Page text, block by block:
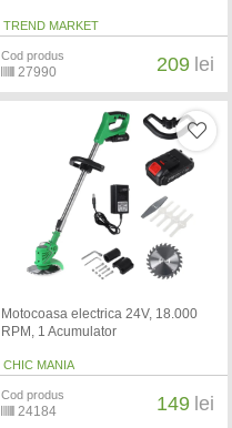
TREND MARKET
Cod produs
27990 209 lei
Motocoasa electrica 24V, 18.000
RPM, 1 Acumulator
CHIC MANIA
Cod produs
24184 149 lei